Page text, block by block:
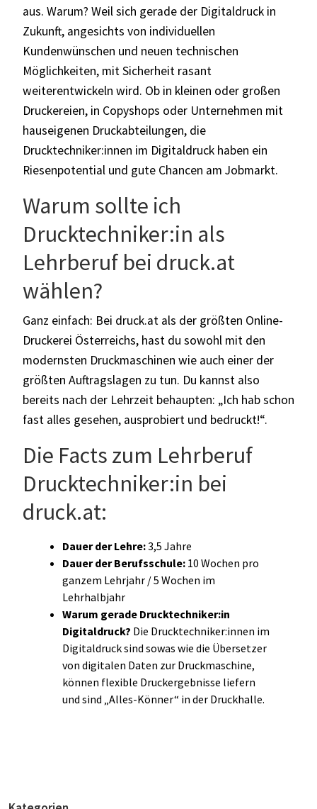
aus. Warum? Weil sich gerade der Digitaldruck in
Zukunft, angesichts von individuellen
Kundenwünschen und neuen technischen
Möglichkeiten, mit Sicherheit rasant
weiterentwickeln wird. Ob in kleinen oder großen
Druckereien, in Copyshops oder Unternehmen mit
hauseigenen Druckabteilungen, die
Drucktechniker:innen im Digitaldruck haben ein
Riesenpotential und gute Chancen am Jobmarkt.
Warum sollte ich
Drucktechniker:in als
Lehrberuf bei druck.at
wählen?
Ganz einfach: Bei druck.at als der größten Online-
Druckerei Österreichs, hast du sowohl mit den
modernsten Druckmaschinen wie auch einer der
größten Auftragslagen zu tun. Du kannst also
bereits nach der Lehrzeit behaupten: „Ich hab schon
fast alles gesehen, ausprobiert und bedruckt!“.
Die Facts zum Lehrberuf
Drucktechniker:in bei
druck.at:
Dauer der Lehre:3,5 Jahre
Dauer der Berufsschule: 10 Wochen pro
ganzem Lehrjahr / 5 Wochen im
Lehrhalbjahr
Warum gerade Drucktechniker:in
Digitaldruck? Die Drucktechniker:innen im
Digitaldruck sind sowas wie die Übersetzer
von digitalen Daten zur Druckmaschine,
können flexible Druckergebnisse liefern
und sind „Alles-Könner“ in der Druckhalle.